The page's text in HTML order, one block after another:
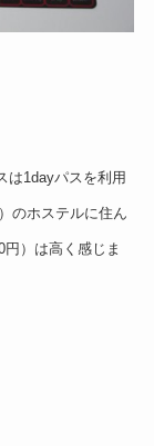
は1dayパスを利用
のホステルに住ん
）は高く感じま